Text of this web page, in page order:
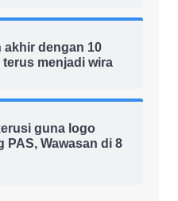
akhir dengan 10
terus menjadi wira
guna logo
Wawasan di 8